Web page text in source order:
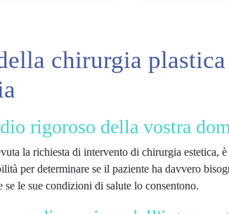
chirurgia
rigoroso della vostra
la richiesta di intervento di chirurgia estetica, è
per determinare se il paziente ha davvero
se le sue condizioni di salute lo consentono.